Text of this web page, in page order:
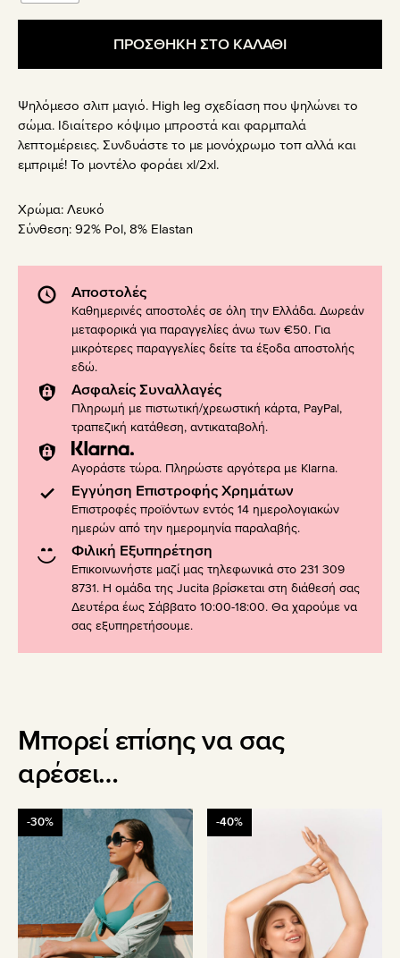
ΠΡΟΣΘΗΚΗ ΣΤΟ ΚΑΛΑΘΙ
Ψηλόμεσο σλιπ μαγιό. High leg σχεδίαση που ψηλώνει το
σώμα. Ιδιαίτερο κόψιμο μπροστά και φαρμπαλά
λεπτομέρειες. Συνδυάστε το με μονόχρωμο τοπ αλλά και
εμπριμέ! Το μοντέλο φοράει xl/2xl.
Χρώμα: Λευκό
Σύνθεση: 92% Pol, 8% Elastan
Αποστολές
Καθημερινές αποστολές σε όλη την Ελλάδα. Δωρεάν
μεταφορικά για παραγγελίες άνω των €50. Για
μικρότερες παραγγελίες δείτε τα έξοδα αποστολής
εδώ.
Ασφαλείς Συναλλαγές
Πληρωμή με πιστωτική/χρεωστική κάρτα, PayPal,
τραπεζική κατάθεση, αντικαταβολή.
Αγοράστε τώρα. Πληρώστε αργότερα με Klarna.
Εγγύηση Επιστροφής Χρημάτων
Επιστροφές προϊόντων εντός 14 ημερολογιακών
ημερών από την ημερομηνία παραλαβής.
Φιλική Εξυπηρέτηση
Επικοινωνήστε μαζί μας τηλεφωνικά στο 231 309
8731. Η ομάδα της Jucita βρίσκεται στη διάθεσή σας
Δευτέρα έως Σάββατο 10:00-18:00. Θα χαρούμε να
σας εξυπηρετήσουμε.
Μπορεί επίσης να σας
αρέσει…
-30% -40%
Αυτό
το
πολλαπλές
παραλλαγές.